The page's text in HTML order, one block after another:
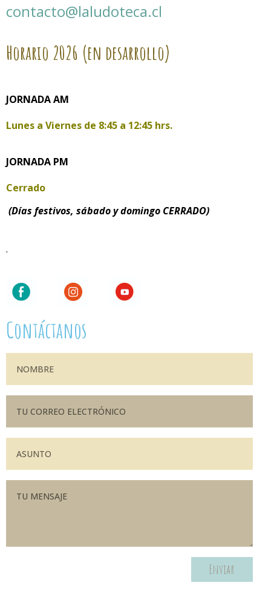
contacto@laludoteca.cl
Horario 2026 (en desarrollo)
JORNADA AM
Lunes a Viernes de 8:45 a 12:45 hrs.
JORNADA PM
Cerrado
(Días festivos, sábado y domingo CERRADO)
.
Contáctanos
Enviar